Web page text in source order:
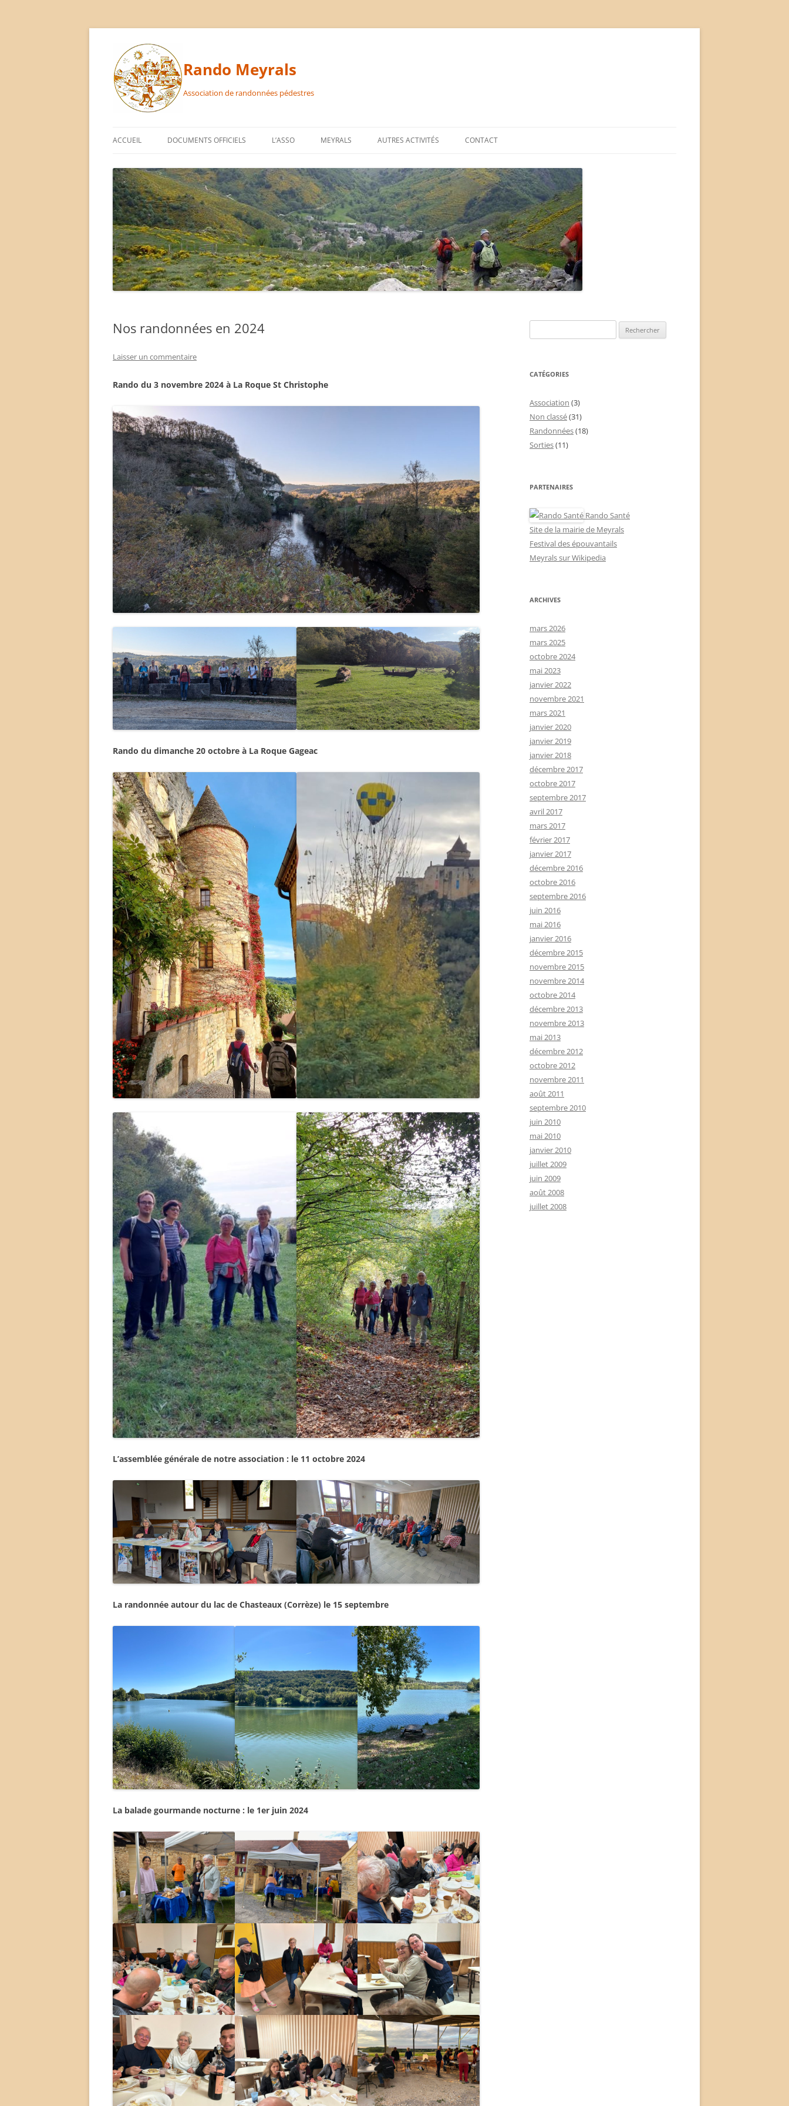
Aller
contenu
Rando Meyrals
Association de randonnées pédestres
ACCUEIL DOCUMENTS OFFICIELS L’ASSO MEYRALS AUTRES ACTIVITÉS CONTACT
Nos randonnées en 2024
Laisser un commentaire
Rando du 3 novembre 2024 à La Roque St Christophe
Rando du dimanche 20 octobre à La Roque Gageac
L’assemblée générale de notre association : le 11 octobre 2024
La randonnée autour du lac de Chasteaux (Corrèze) le 15 septembre
La balade gourmande nocturne : le 1er juin 2024
CATÉGORIES
Association (3)
Non classé(31)
Randonnées(18)
Sorties(11)
PARTENAIRES
Rando Santé
Site de la mairie de Meyrals
Festival des épouvantails
Meyrals sur Wikipedia
ARCHIVES
mars 2026
mars 2025
octobre 2024
mai 2023
janvier 2022
novembre 2021
mars 2021
janvier 2020
janvier 2019
janvier 2018
décembre 2017
octobre 2017
septembre 2017
avril 2017
mars 2017
février 2017
janvier 2017
décembre 2016
octobre 2016
septembre 2016
juin 2016
mai 2016
janvier 2016
décembre 2015
novembre 2015
novembre 2014
octobre 2014
décembre 2013
novembre 2013
mai 2013
décembre 2012
octobre 2012
novembre 2011
août 2011
septembre 2010
juin 2010
mai 2010
janvier 2010
juillet 2009
juin 2009
août 2008
juillet 2008